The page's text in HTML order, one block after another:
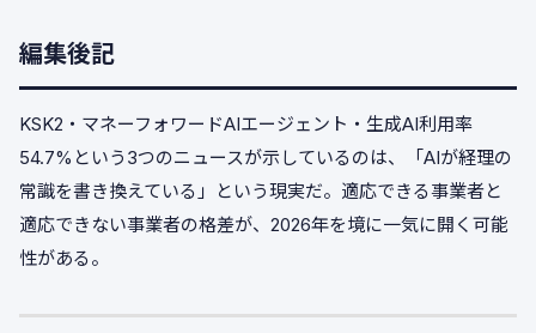
編集後記
KSK2・マネーフォワードAIエージェント・生成AI利用率
54.7%という3つのニュースが示しているのは、「AIが経理の
常識を書き換えている」という現実だ。適応できる事業者と
適応できない事業者の格差が、2026年を境に一気に開く可能
性がある。